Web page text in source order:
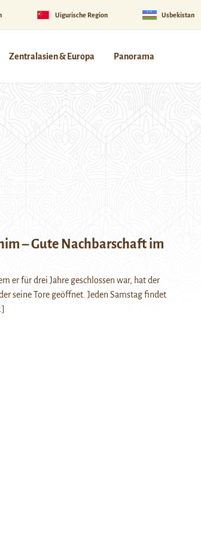
Uigurische Region Usbekistan
Zentralasien & Europa Panorama
– Gute Nachbarschaft im
er für drei Jahre geschlossen war, hat der
seine Tore geöffnet. Jeden Samstag findet